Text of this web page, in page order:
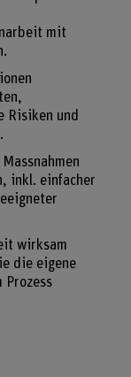
mit
Risiken und
inkl. einfacher
wirksam
die eigene
Prozess